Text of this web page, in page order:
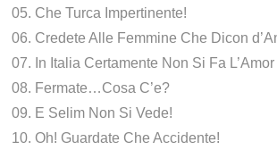
05. Che Turca Impertinente!
06. Credete Alle Femmine Che Dicon
07. In Italia Certamente Non Si Fa
08. Fermate…Cosa C’e?
09. E Selim Non Si Vede!
10. Oh! Guardate Che Accidente!